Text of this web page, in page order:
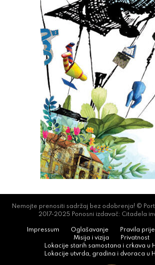
Nemojte prenositi sadržaj bez odobrenja! ©
2017-2025 Ponosni izdavač: Citadela
Impressum
Oglašavanje
Pravila
Misija i vizija
Privatnost
Lokacije starih samostana i crkava u
Lokacije utvrda, gradina i dvoraca u